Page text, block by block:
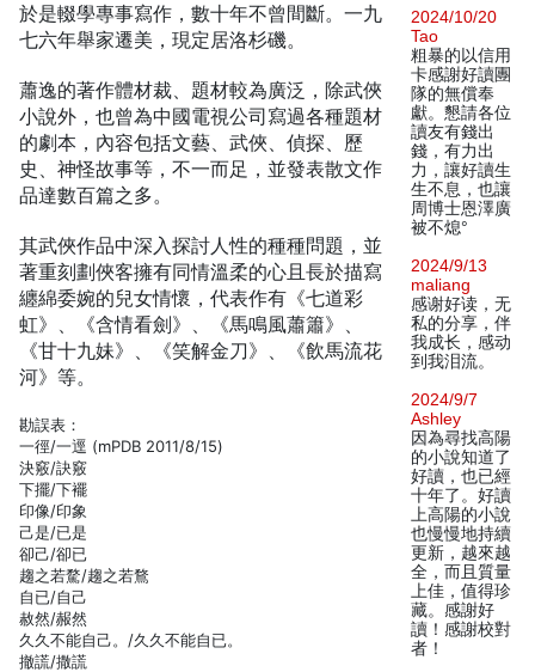
於是輟學專事寫作，數十年不曾間斷。一九
七六年舉家遷美，現定居洛杉磯。
蕭逸的著作體材裁、題材較為廣泛，除武俠
小說外，也曾為中國電視公司寫過各種題材
的劇本，內容包括文藝、武俠、偵探、歷
史、神怪故事等，不一而足，並發表散文作
品達數百篇之多。
其武俠作品中深入探討人性的種種問題，並
著重刻劃俠客擁有同情溫柔的心且長於描寫
纏綿委婉的兒女情懷，代表作有《七道彩
虹》、《含情看劍》、《馬鳴風蕭簫》、
《甘十九妹》、《笑解金刀》、《飲馬流花
河》等。
勘誤表：
一徑/一逕 (mPDB 2011/8/15)
決竅/訣竅
下擺/下襬
印像/印象
己是/已是
卻己/卻已
趨之若騖/趨之若鶩
自已/自己
赦然/赧然
久久不能自己。/久久不能自已。
撤謊/撒謊
2024/10/20
Tao
粗暴的以信用
卡感謝好讀團
隊的無償奉
獻。懇請各位
讀友有錢出
錢，有力出
力，讓好讀生
生不息，也讓
周博士恩澤廣
被不熄°
2024/9/13
maliang
感谢好读，无
私的分享，伴
我成长，感动
到我泪流。
2024/9/7
Ashley
因為尋找高陽
的小說知道了
好讀，也已經
十年了。好讀
上高陽的小說
也慢慢地持續
更新，越來越
全，而且質量
上佳，值得珍
藏。感謝好
讀！感謝校對
者！